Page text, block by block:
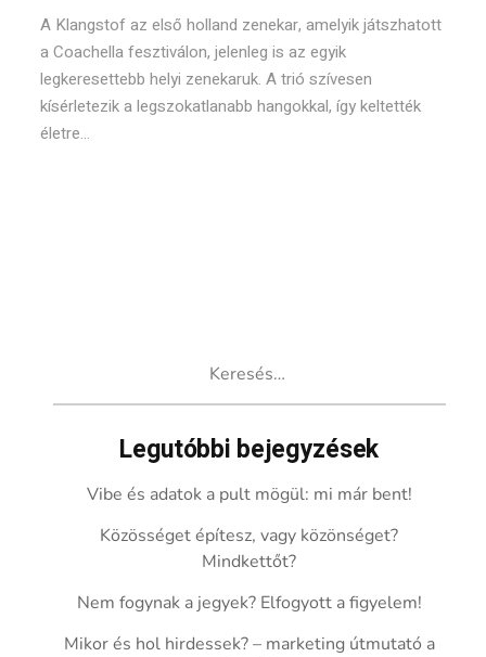
A Klangstof az első holland zenekar, amelyik játszhatott
a Coachella fesztiválon, jelenleg is az egyik
legkeresettebb helyi zenekaruk. A trió szívesen
kísérletezik a legszokatlanabb hangokkal, így keltették
életre...
Legutóbbi bejegyzések
Vibe és adatok a pult mögül: mi már bent!
Közösséget építesz, vagy közönséget?
Mindkettőt?
Nem fogynak a jegyek? Elfogyott a figyelem!
Mikor és hol hirdessek? – marketing útmutató a